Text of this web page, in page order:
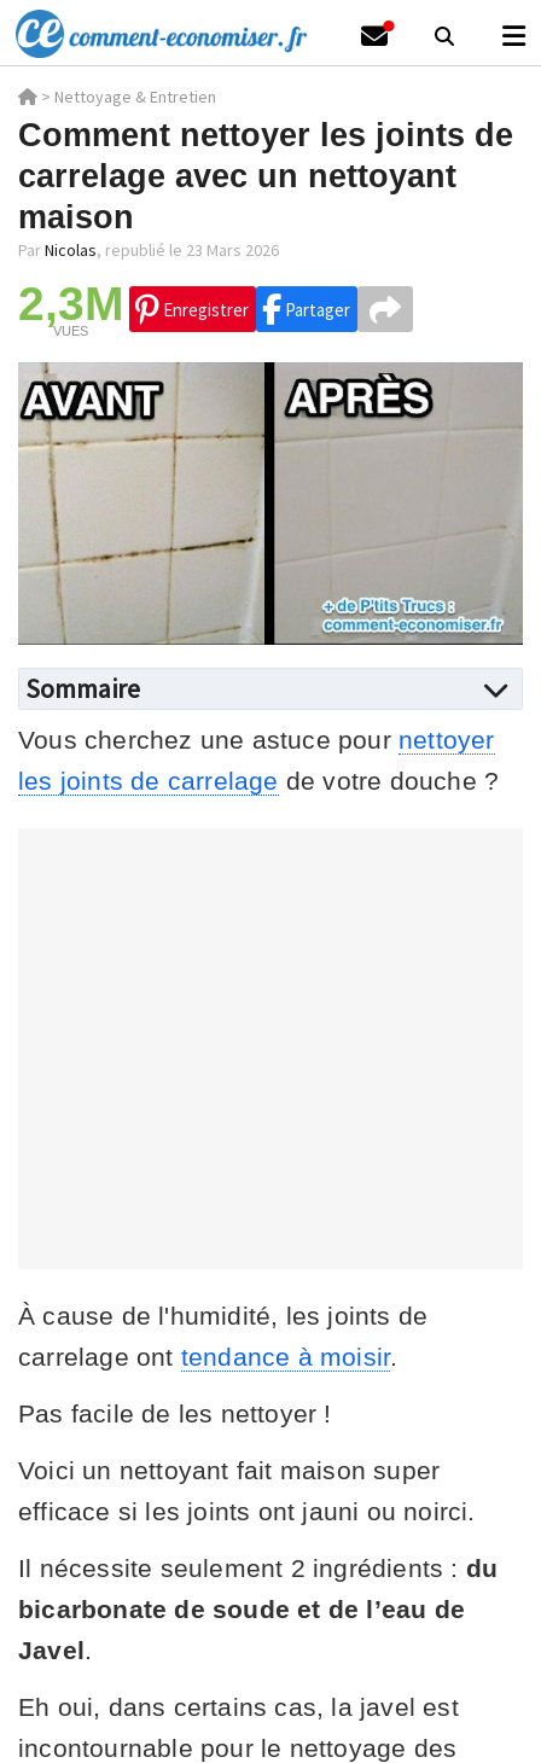
> Nettoyage & Entretien
Comment nettoyer les joints de
carrelage avec un nettoyant
maison
ParNicolas, republié le 23 Mars 2026
2,3M
VUES
Enregistrer Partager
Sommaire
Vous cherchez une astuce pour nettoyer
les joints de carrelage de votre douche ?
À cause de l'humidité, les joints de
carrelage ont tendance à moisir.
Pas facile de les nettoyer !
Voici un nettoyant fait maison super
efficace si les joints ont jauni ou noirci.
Il nécessite seulement 2 ingrédients : du
bicarbonate de soude et de l’eau de
Javel
Eh oui, dans certains cas, la javel est
incontournable pour le nettoyage des